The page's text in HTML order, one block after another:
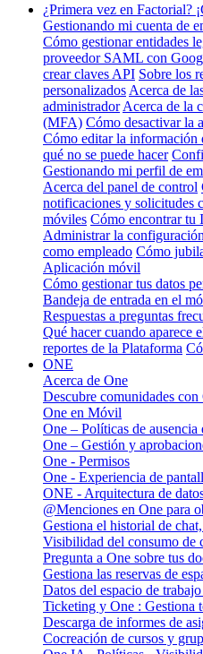
¿Primera vez en Factorial?
Gestionando mi cuenta de
Cómo gestionar entidades
proveedor SAML con
crear claves API Sobre los
personalizados Acerca de
administrador Acerca de la
(MFA) Cómo desactivar la
Cómo editar la información
qué no se puede hacer
Gestionando mi perfil de
Acerca del panel de control
notificaciones y solicitudes
móviles Cómo encontrar tu
Administrar la
como empleado Cómo
Aplicación móvil
Cómo gestionar tus datos
Bandeja de entrada en el
Respuestas a preguntas
Qué hacer cuando aparece
reportes de la Plataforma
ONE
Acerca de One
Descubre comunidades con
One en Móvil
One – Políticas de ausencia
One – Gestión y
One - Permisos
One - Experiencia de
ONE - Arquitectura de
@Menciones en One para
Gestiona el historial de
Visibilidad del consumo de
Pregunta a One sobre tus
Gestiona las reservas de
Datos del espacio de
Ticketing y One : Gestiona
Descarga de informes de
Cocreación de cursos y